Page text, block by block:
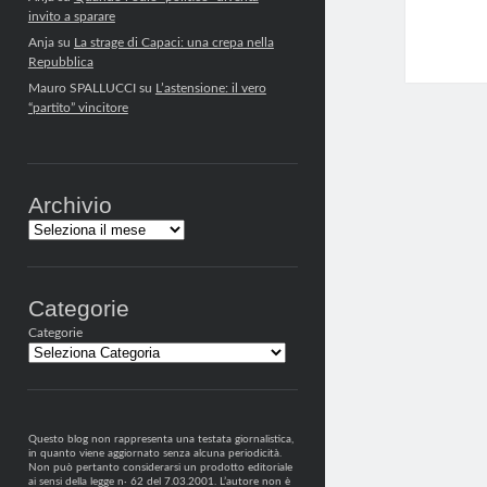
invito a sparare
Anjasu La strage di Capaci: una crepa nella
Repubblica
Mauro SPALLUCCIsu L’astensione: il vero
“partito” vincitore
Archivio
Archivi
Categorie
Categorie
Questo blog non rappresenta una testata giornalistica,
in quanto viene aggiornato senza alcuna periodicità.
Non può pertanto considerarsi un prodotto editoriale
ai sensi della legge n· 62 del 7.03.2001. L’autore non è